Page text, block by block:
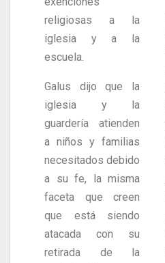
religiosas a la
iglesia y a la
escuela.
Galus dijo que la
iglesia y la
guardería atienden
a niños y familias
necesitados debido
a su fe, la misma
faceta que creen
que está siendo
atacada con su
retirada de la